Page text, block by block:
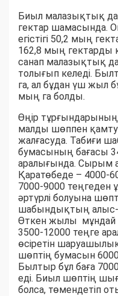
Биыл малазықтық
гектар шамасында.
егістігі 50,2 мың
162,8 мың гектарды
санап малазықтық
толығып келеді.
га, ал бұдан үш жыл
мың га болды.
Өңір
малды шөппен
жалғасуда. Табиғи
бумасының бағасы
аралығында. Сырым
Қаратөбеде – 4000-
7000-9000
әртүрлі болуына
шабындықтың
Өткен жылы мұндай
3500-12000 теңге
өсіретін
шөптің бумасын
Былтыр бұл баға
еді. Биыл шөптің
болса, төмендетіп